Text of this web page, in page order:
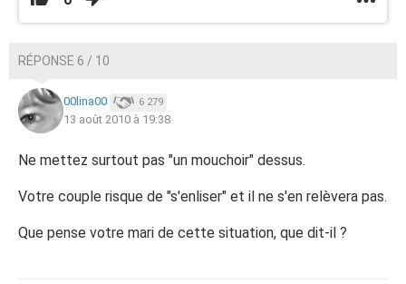
RÉPONSE 6 / 10
00lina00 6 279
13 août 2010 à 19:38
Ne mettez surtout pas "un mouchoir" dessus.
Votre couple risque de "s'enliser" et il ne s'en relèvera pas.
Que pense votre mari de cette situation, que dit-il ?